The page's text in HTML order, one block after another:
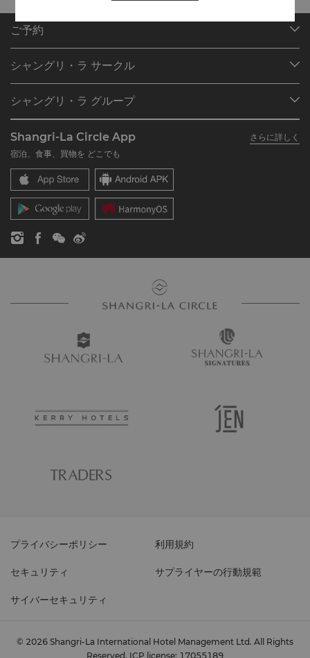
ご予約
ご予約の検索
レストラン＆バー
シャングリ・ラ サークル
シャングリ・ラ サークルに入会
よくあるお問合せや質問
SLCに関するお問い合わせ
シャングリ・ラ グループ
シャングリ・ラ ブランド
シャングリ・ラ センター
レジデンス
お問い合わせ
採用情報
企業の社会的責任
ニュース
Shangri-La Circle App
さらに詳しく
宿泊、食事、買物を どこでも
プライバシーポリシー 利用規約
セキュリティ サプライヤーの行動規範
サイバーセキュリティ
© 2026 Shangri-La International Hotel Management Ltd. All Rights
Reserved. ICP license: 17055189